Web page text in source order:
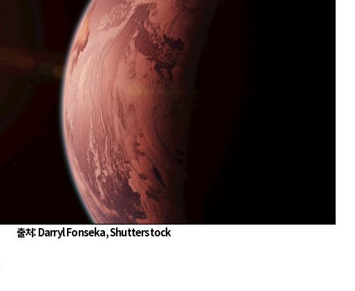
출처:Darryl Fonseka, Shutterstock